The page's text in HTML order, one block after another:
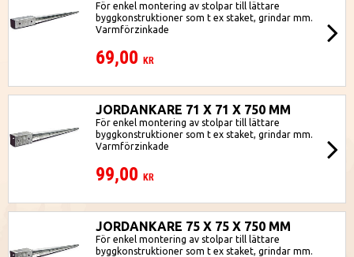
För enkel montering av stolpar till lättare
byggkonstruktioner som t ex staket, grindar mm.
Varmförzinkade
69,00 KR
JORDANKARE 71 X 71 X 750 MM
För enkel montering av stolpar till lättare
byggkonstruktioner som t ex staket, grindar mm.
Varmförzinkade
99,00 KR
JORDANKARE 75 X 75 X 750 MM
För enkel montering av stolpar till lättare
byggkonstruktioner som t ex staket, grindar mm.